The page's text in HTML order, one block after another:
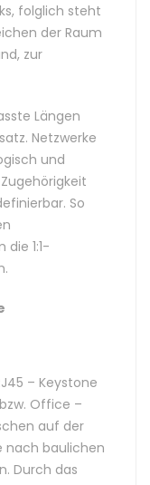
folglich steht
der Raum
zur
Längen
Netzwerke
und
So
1:1-
– Keystone
Office –
auf der
nach baulichen
Durch das